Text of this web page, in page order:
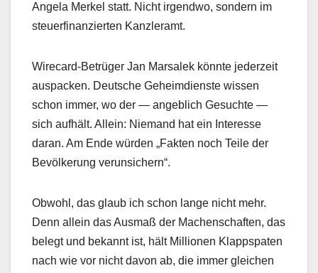
Angela Merkel statt. Nicht irgendwo, sondern im
steuerfinanzierten Kanzleramt.
Wirecard-Betrüger Jan Marsalek könnte jederzeit
auspacken. Deutsche Geheimdienste wissen
schon immer, wo der — angeblich Gesuchte —
sich aufhält. Allein: Niemand hat ein Interesse
daran. Am Ende würden „Fakten noch Teile der
Bevölkerung verunsichern“.
Obwohl, das glaub ich schon lange nicht mehr.
Denn allein das Ausmaß der Machenschaften, das
belegt und bekannt ist, hält Millionen Klappspaten
nach wie vor nicht davon ab, die immer gleichen